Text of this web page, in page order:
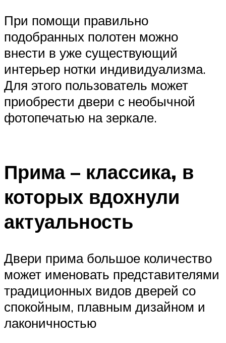
При помощи правильно
подобранных полотен можно
внести в уже существующий
интерьер нотки индивидуализма.
Для этого пользователь может
приобрести двери с необычной
фотопечатью на зеркале.
Прима – классика, в
которых вдохнули
актуальность
Двери прима большое количество
может именовать представителями
традиционных видов дверей со
спокойным, плавным дизайном и
лаконичностью